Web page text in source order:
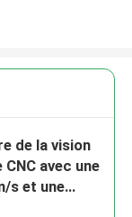
de la vision
avec une
s et une